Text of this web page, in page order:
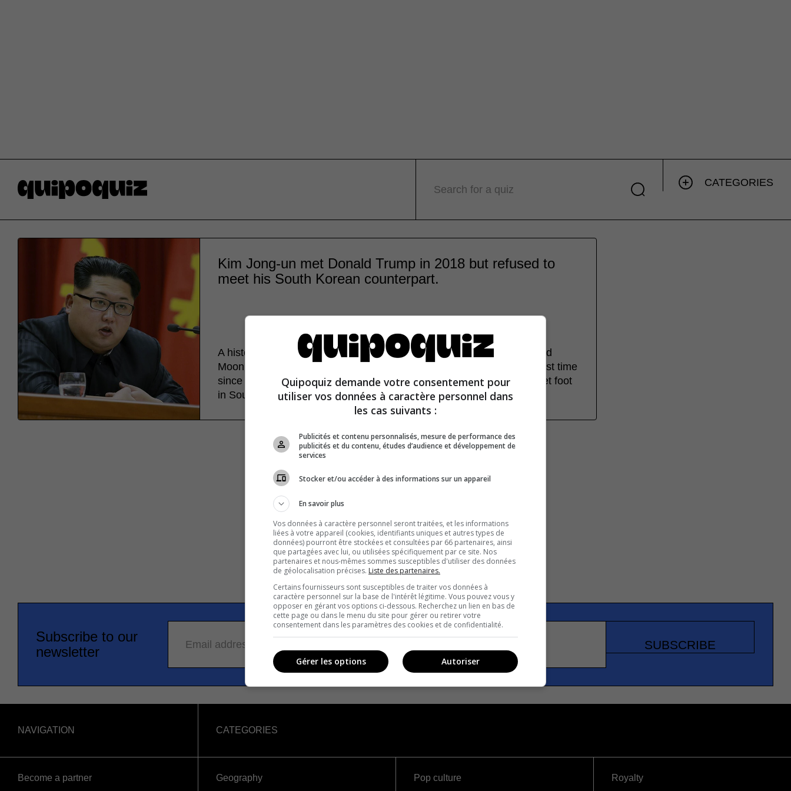
Search for a quiz
CATEGORIES
Kim Jong-un met Donald Trump in 2018 but refused to
meet his South Korean counterpart.
A historic meeting between Presidents Kim Jong-un of North Korea and
Moon Jae-in of South Korea took place on April 27, 2018. It was the first time
since the end of the Korean War in 1953 that a North Korean leader set foot
in South Korea.
Subscribe to our
newsletter
Email address SUBSCRIBE
NAVIGATION
Become a partner
CATEGORIES
Geography
Pop culture
Royalty
Quipoquiz demande votre consentement pour
utiliser vos données à caractère personnel dans
les cas suivants :
Publicités et contenu personnalisés, mesure de performance des
publicités et du contenu, études d’audience et développement de
services
Stocker et/ou accéder à des informations sur un appareil
En savoir plus
Vos données à caractère personnel seront traitées, et les informations
liées à votre appareil (cookies, identifiants uniques et autres types de
données) pourront être stockées et consultées par 66 partenaires, ainsi
que partagées avec lui, ou utilisées spécifiquement par ce site. Nos
partenaires et nous-mêmes sommes susceptibles d'utiliser des données
de géolocalisation précises. Liste des partenaires.
Certains fournisseurs sont susceptibles de traiter vos données à
caractère personnel sur la base de l'intérêt légitime. Vous pouvez vous y
opposer en gérant vos options ci-dessous. Recherchez un lien en bas de
cette page ou dans le menu du site pour gérer ou retirer votre
consentement dans les paramètres des cookies et de confidentialité.
Autoriser
Gérer les options